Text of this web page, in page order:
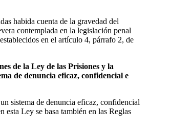
habida cuenta de la gravedad del
contemplada en la legislación penal
en el artículo 4, párrafo 2, de
de la Ley de las Prisiones y la
de denuncia eficaz, confidencial e
sistema de denuncia eficaz, confidencial
esta Ley se basa también en las Reglas